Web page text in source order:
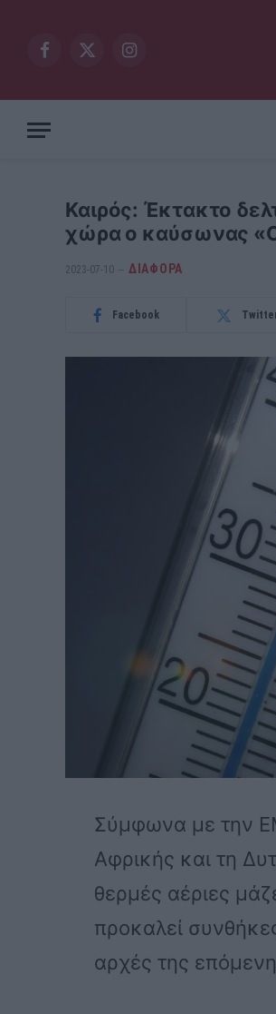
Facebook
X
Instagram
Καιρός: Έκτακτο
χώρα ο καύσωνας
2023-07-10 ΔΙΆΦΟΡΑ
Facebook
Σύμφωνα με την
Αφρικής και τη
θερμές αέριες
προκαλεί
αρχές της